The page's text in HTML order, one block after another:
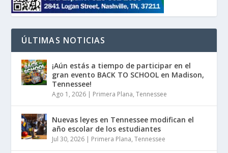
ÚLTIMAS NOTICIAS
¡Aún estás a tiempo de participar en el
gran evento BACK TO SCHOOL en Madison,
Tennessee!
Ago 1, 2026 | Primera Plana,Tennessee
Nuevas leyes en Tennessee modifican el
año escolar de los estudiantes
Jul 30, 2026 | Primera Plana,Tennessee